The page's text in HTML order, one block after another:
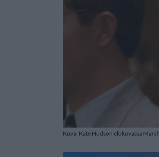
Kuva: Kate Hudson elokuvassa